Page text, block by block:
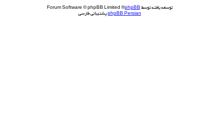
توسعه یافته توسط phpBB
® Forum Software © phpBB Limited
phpBB Persian پشتیبانی فارسی